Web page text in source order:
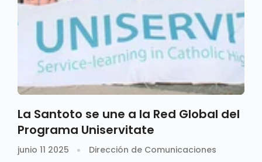
La Santoto se une a la Red Global del
Programa Uniservitate
junio 11 2025 Dirección de Comunicaciones